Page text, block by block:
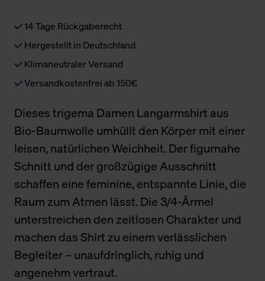
14 Tage Rückgaberecht
Hergestellt in Deutschland
Klimaneutraler Versand
Versandkostenfrei ab 150€
Dieses trigema Damen Langarmshirt aus
Bio-Baumwolle umhüllt den Körper mit einer
leisen, natürlichen Weichheit. Der figurnahe
Schnitt und der großzügige Ausschnitt
schaffen eine feminine, entspannte Linie, die
Raum zum Atmen lässt. Die 3/4-Ärmel
unterstreichen den zeitlosen Charakter und
machen das Shirt zu einem verlässlichen
Begleiter – unaufdringlich, ruhig und
angenehm vertraut.